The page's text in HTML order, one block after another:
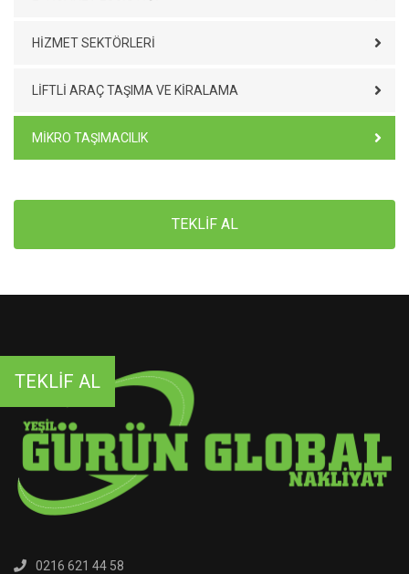
HIZMET SEKTÖRLERI
LIFTLI ARAÇ TAŞIMA VE KIRALAMA
MIKRO TAŞIMACILIK
TEKLİF AL
0216 621 44 58
TEKLİF AL